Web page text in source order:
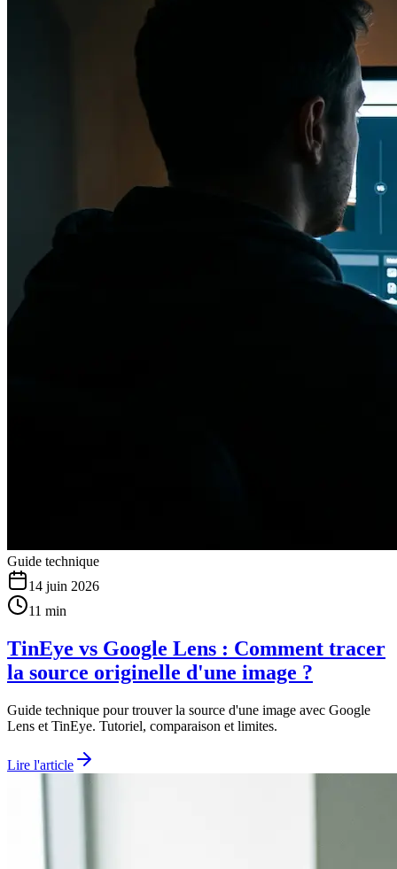
Guide technique
14 juin 2026
11 min
TinEye vs Google Lens : Comment tracer
la source originelle d'une image ?
Guide technique pour trouver la source d'une image avec Google
Lens et TinEye. Tutoriel, comparaison et limites.
Lire l'article